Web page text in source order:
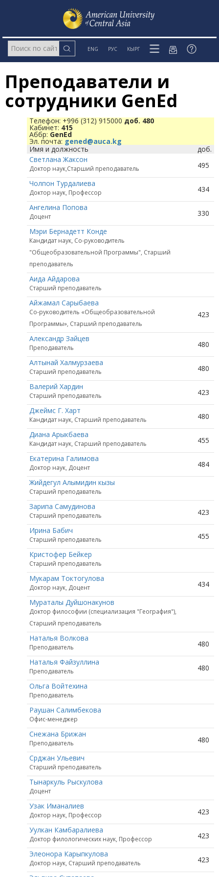
ENG РУС КЫРГ
Преподаватели и
сотрудники GenEd
Телефон: +996 (312) 915000 доб. 480
Кабинет: 415
Аббр: GenEd
Эл. почта: gened@auca.kg
Имя и должность
доб.
Светлана Жаксон
Доктор наук,Старший преподаватель
495
Чолпон Турдалиева
Доктор наук, Профессор
434
Ангелина Попова
Доцент
330
Мэри Бернадетт Конде
Кандидат наук, Со-руководитель
"Общеобразовательной Программы", Старший
преподаватель
Аида Айдарова
Старший преподаватель
Айжамал Сарыбаева
Со-руководитель «Общеобразовательной
Программы», Старший преподаватель
423
Александр Зайцев
Преподаватель
480
Алтынай Халмурзаева
Старший преподаватель
480
Валерий Хардин
Старший преподаватель
423
Джеймс Г. Харт
Кандидат наук, Старший преподаватель
480
Диана Арыкбаева
Кандидат наук, Старший преподаватель
455
Екатерина Галимова
Доктор наук, Доцент
484
Жийдегул Алымидин кызы
Старший преподаватель
Зарипа Самудинова
Старший преподаватель
423
Ирина Бабич
Старший преподаватель
455
Кристофер Бейкер
Старший преподаватель
Мукарам Токтогулова
Доктор наук, Доцент
434
Мураталы Дуйшонакунов
Доктор философии (специализация "География"),
Старший преподаватель
Наталья Волкова
Преподаватель
480
Наталья Файзуллина
Преподаватель
480
Ольга Войтехина
Преподаватель
Раушан Салимбекова
Офис-менеджер
Снежана Брижан
Преподаватель
480
Срджан Ульевич
Старший преподаватель
Тынаркуль Рыскулова
Доцент
Узак Иманалиев
Доктор наук, Профессор
423
Уулкан Камбаралиева
Доктор филологических наук, Профессор
423
Элеонора Карыпкулова
Доктор наук, Старший преподаватель
423